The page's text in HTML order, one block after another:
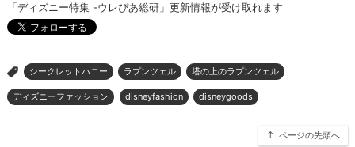
「ディズニー特集 -ウレぴあ総研」更新情報が受け取れます
> シークレットハニー ラプンツェル 塔の上のラプンツェル
ディズニーファッション disneyfashion disneygoods
ページの先頭へ